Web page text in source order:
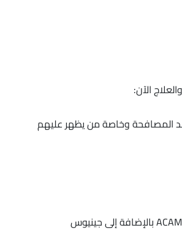
الآن:
المصافحة وخاصة من يظهر عليهم